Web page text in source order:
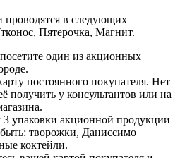
в следующих
Пятерочка, Магнит.
один из акционных
постоянного покупателя. Нет
получить у консультантов или на
упаковки акционной продукции
творожки, Даниссимо
коктейли.